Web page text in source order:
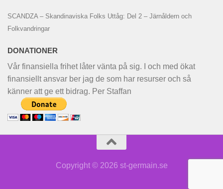
SCANDZA – Skandinaviska Folks Uttåg: Del 2 – Järnåldern och
Folkvandringar
DONATIONER
Vår finansiella frihet låter vänta på sig. I och med ökat
finansiellt ansvar ber jag de som har resurser och så
känner att ge ett bidrag. Per Staffan
Copyright © 2026 st-germain.se